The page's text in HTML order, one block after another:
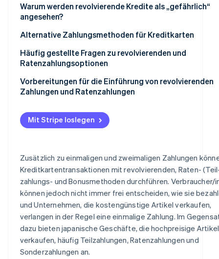
Wichtige Punkte zu revolvierenden Zahlungen
Wichtige Punkte zu Ratenzahlungen
Warum werden revolvierende Kredite als „gefährlich“
angesehen?
Hohe Bearbeitungsgebühren
Es ist schwer einzuschätzen, wie viel zurückgezahlt
muss.
Es ist schwer zu erkennen, wann die Rückzahlungen
abgeschlossen sind.
Alternative Zahlungsmethoden für Kreditkarten
Einmalzahlung
Bonuszahlungen
Häufig gestellte Fragen zu revolvierenden und
Ratenzahlungsoptionen
Was ist günstiger: Ratenzahlung oder revolvierende
Kreditkarte?
revolvierende Pläne umgestellt werden?
Vorbereitungen für die Einführung von revolvierenden
Zahlungen und Ratenzahlungen
Mit Stripe loslegen
Zusätzlich zu einmaligen und zweimaligen Zahlungen
Kreditkartentransaktionen mit revolvierenden, Raten-
zahlungs- und Bonusmethoden durchführen. Verbraucher/
können jedoch nicht immer frei entscheiden, wie sie
und Unternehmen, die kostengünstige Artikel verkaufen,
verlangen in der Regel eine einmalige Zahlung. Im
dazu bieten japanische Geschäfte, die hochpreisige Artikel
verkaufen, häufig Teilzahlungen, Ratenzahlungen und
Sonderzahlungen an.